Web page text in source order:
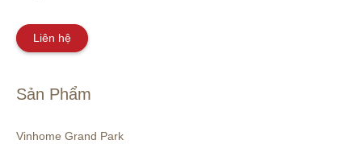
Liên hệ
Sản Phẩm
Vinhome Grand Park